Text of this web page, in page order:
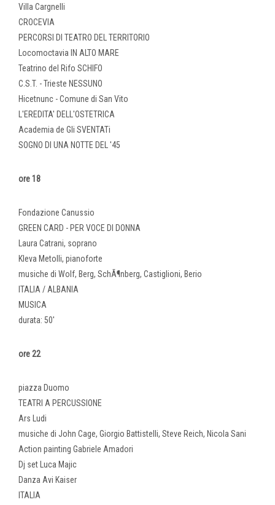
Villa Cargnelli
CROCEVIA
PERCORSI DI TEATRO DEL TERRITORIO
Locomoctavia IN ALTO MARE
Teatrino del Rifo SCHIFO
C.S.T. - Trieste NESSUNO
Hicetnunc - Comune di San Vito
L'EREDITA' DELL'OSTETRICA
Academia de Gli SVENTATi
SOGNO DI UNA NOTTE DEL '45
ore 18
Fondazione Canussio
GREEN CARD - PER VOCE DI DONNA
Laura Catrani, soprano
Kleva Metolli, pianoforte
musiche di Wolf, Berg, SchÃ¶nberg, Castiglioni, Berio
ITALIA / ALBANIA
MUSICA
durata: 50'
ore 22
piazza Duomo
TEATRI A PERCUSSIONE
Ars Ludi
musiche di John Cage, Giorgio Battistelli, Steve Reich, Nicola Sani
Action painting Gabriele Amadori
Dj set Luca Majic
Danza Avi Kaiser
ITALIA